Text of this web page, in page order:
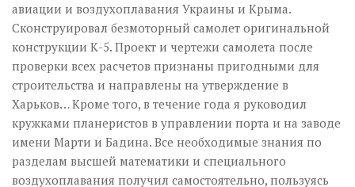
авиации и воздухоплавания Украины и Крыма.
Сконструировал безмоторный самолет оригинальной
конструкции К-5. Проект и чертежи самолета после
проверки всех расчетов признаны пригодными для
строительства и направлены на утверждение в
Харьков… Кроме того, в течение года я руководил
кружками планеристов в управлении порта и на заводе
имени Марти и Бадина. Все необходимые знания по
разделам высшей математики и специального
воздухоплавания получил самостоятельно, пользуясь